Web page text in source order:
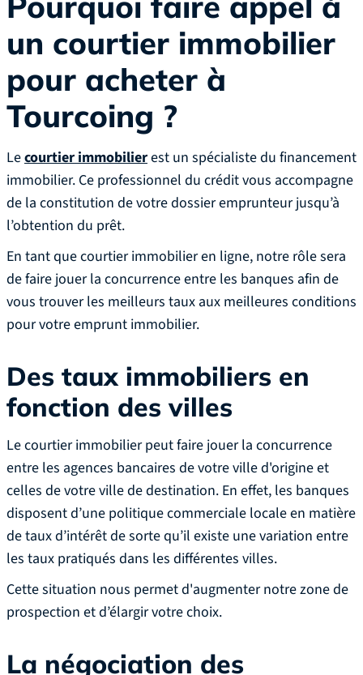
un courtier immobilier
pour acheter à
Tourcoing ?
Lecourtier immobilierest un spécialiste du financement
immobilier. Ce professionnel du crédit vous accompagne
de la constitution de votre dossier emprunteur jusqu’à
l’obtention du prêt.
En tant que courtier immobilier en ligne, notre rôle sera
de faire jouer la concurrence entre les banques afin de
vous trouver les meilleurs taux aux meilleures conditions
pour votre emprunt immobilier.
Des taux immobiliers en
fonction des villes
Le courtier immobilier peut faire jouer la concurrence
entre les agences bancaires de votre ville d'origine et
celles de votre ville de destination. En effet, les banques
disposent d’une politique commerciale locale en matière
de taux d’intérêt de sorte qu’il existe une variation entre
les taux pratiqués dans les différentes villes.
Cette situation nous permet d'augmenter notre zone de
prospection et d’élargir votre choix.
La négociation des